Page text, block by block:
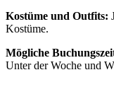
Kostüme und Outfits:
Kostüme.
Mögliche
Unter der Woche und